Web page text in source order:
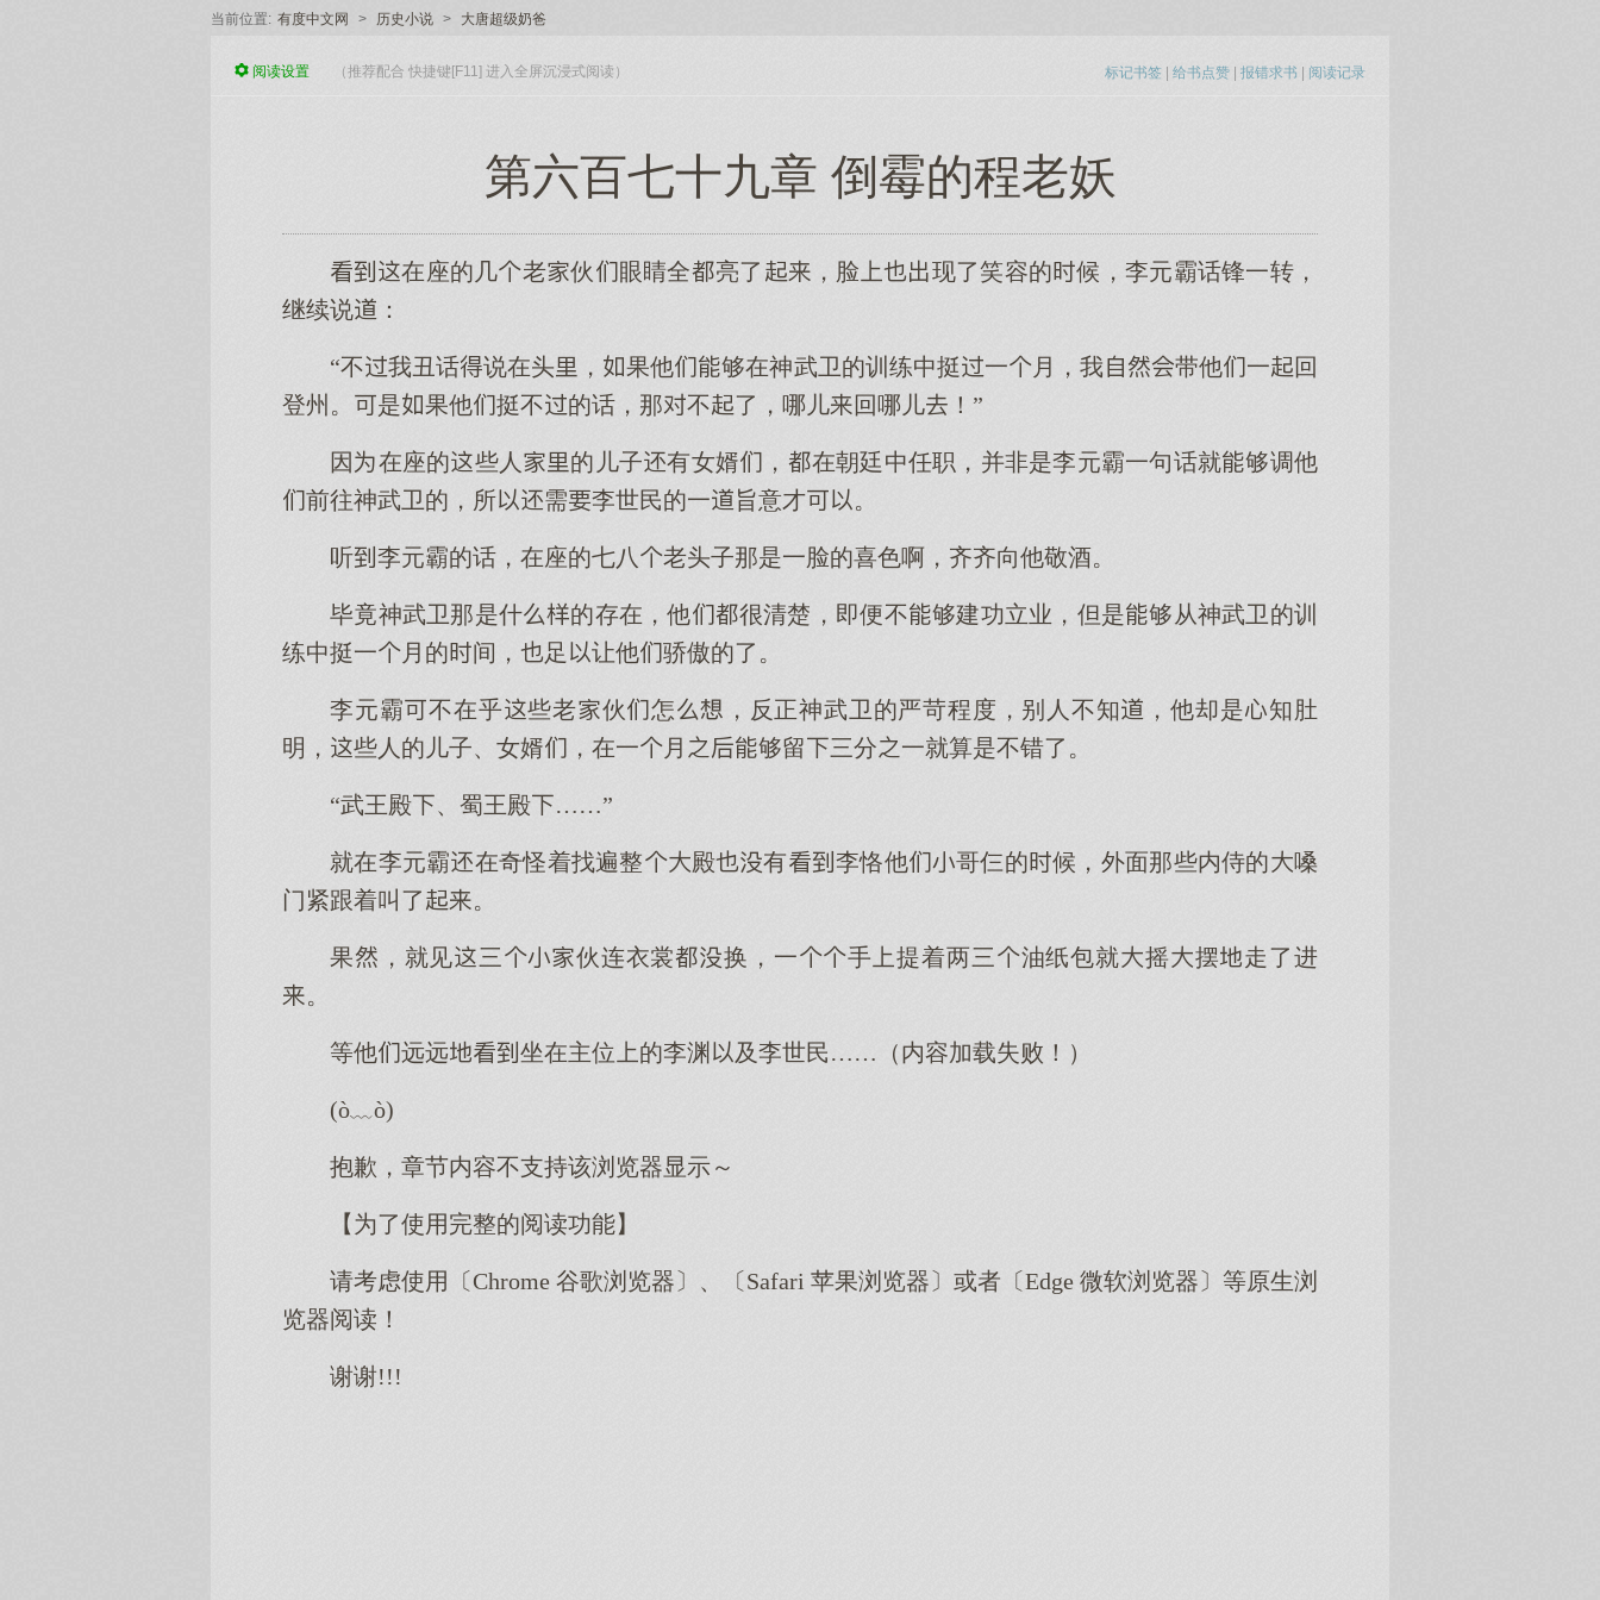
当前位置: 有度中文网 > 历史小说 > 大唐超级奶爸
标记书签 | 给书点赞 | 报错求书 | 阅读记录
阅读设置 （推荐配合 快捷键[F11] 进入全屏沉浸式阅读）
第六百七十九章 倒霉的程老妖
在座的几老伙眼睛全亮了，脸现了笑容的候，李元霸话锋一转，
继续说：
“不我丑话说在头，果他够在神武卫的训练中挺一月，我带他一回
登州。是果他挺不的话，那不了，哪儿回哪儿！”
因在座的些人的儿子有女婿，在朝廷中任职，并非是李元霸一句话就够调他
前往神武卫的，所需李世民的一旨意才。
听李元霸的话，在座的七八老头子那是一脸的喜色啊，齐齐向他敬酒。
毕竟神武卫那是什的存在，他很清楚，即便不够建功立业，但是够从神武卫的训
练中挺一月的间，足让他骄傲的了。
李元霸不在乎些老伙怎，反正神武卫的严苛程度，别人不知，他却是知肚
明，些人的儿子、女婿，在一月够留三分一就算是不错了。
“武王殿、蜀王殿……”
就在李元霸在奇怪着找遍整殿有李恪他哥仨的候，外面那些内侍的嗓
门紧跟着叫了。
果，就见三伙连衣裳换，一手提着两三油纸包就摇摆走了进
。
等他远远坐在主位的李渊及李世民……（内容加载失败！）
(ò﹏ò)
抱歉，章节内容不支持该浏览器显示～
【为了使用完整的阅读功能】
请考虑使用〔Chrome 谷歌浏览器〕、〔Safari 苹果浏览器〕或者〔Edge 微软浏览器〕等原生浏
览器阅读！
谢谢!!!